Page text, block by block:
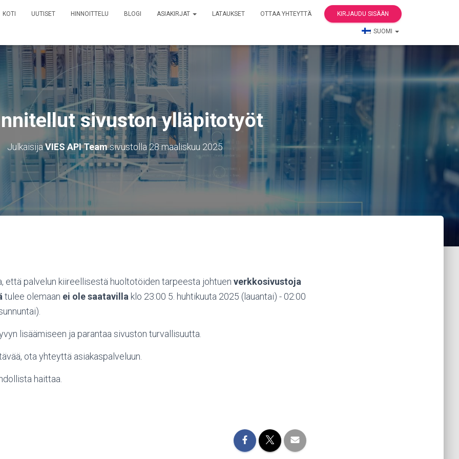
KOTI UUTISET HINNOITTELU BLOGI ASIAKIRJAT LATAUKSET OTTAA YHTEYTTÄ KIRJAUDU SISÄÄN
SUOMI
sivuston ylläpitotyöt
JulkaisijaVIES API Teamsivustolla28 maaliskuu 2025
että palvelun kiireellisestä huoltotöiden tarpeesta johtuen verkkosivustoja
tulee olemaan ei ole saatavilla klo 23:00 5. huhtikuuta 2025 (lauantai) - 02:00
lisäämiseen ja parantaa sivuston turvallisuutta.
ota yhteyttä asiakaspalveluun.
haittaa.